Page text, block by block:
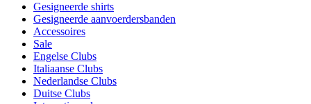
Gesigneerde shirts
Gesigneerde aanvoerdersbanden
Accessoires
Sale
Engelse Clubs
Italiaanse Clubs
Nederlandse Clubs
Duitse Clubs